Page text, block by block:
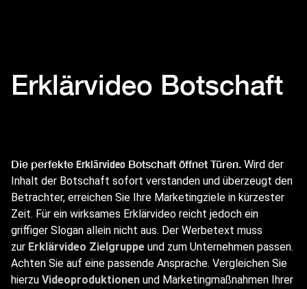
Erklärvideo Botschaft
Die perfekte Erklärvideo Botschaft öffnet Türen. Wird der
Inhalt der Botschaft sofort verstanden und überzeugt den
Betrachter, erreichen Sie Ihre Marketingziele in kürzester
Zeit. Für ein wirksames Erklärvideo reicht jedoch ein
griffiger Slogan allein nicht aus. Der Werbetext muss
zur Erklärvideo Zielgruppe und zum Unternehmen passen.
Achten Sie auf eine passende Ansprache. Vergleichen Sie
hierzu Videoproduktionen und Marketingmaßnahmen Ihrer